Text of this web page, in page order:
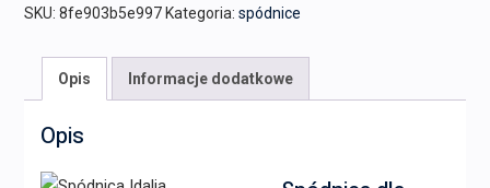
SKU: 8fe903b5e997 Kategoria: spódnice
Opis Informacje dodatkowe
Opis